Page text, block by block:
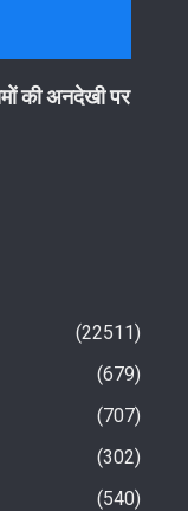
की अनदेखी पर
22511
679
707
302
540